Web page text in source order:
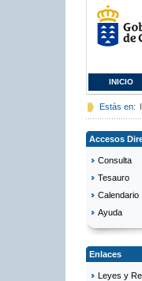
INICIO
Estás en:
Accesos
Consulta
Tesauro
Calendario
Ayuda
Enlaces
Leyes y